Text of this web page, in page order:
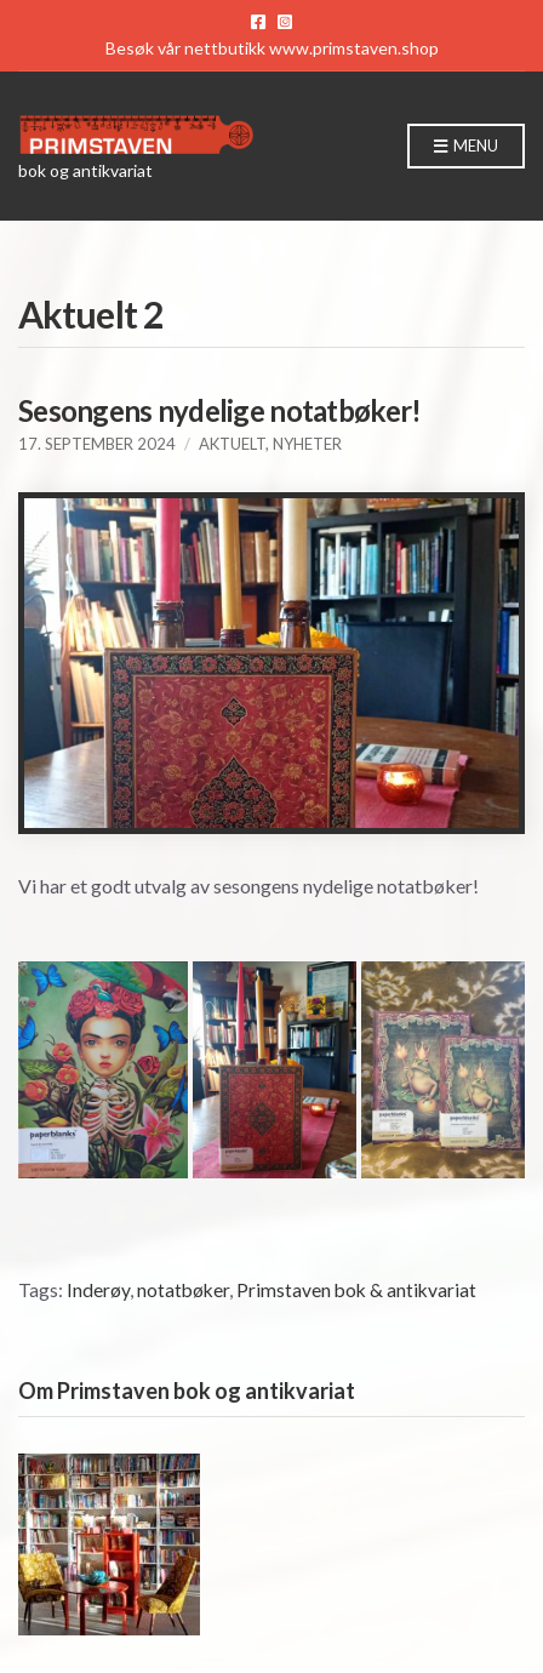
Besøk vår nettbutikkwww.primstaven.shop
bok og antikvariat
MENU
Aktuelt 2
Sesongens nydelige notatbøker!
17. SEPTEMBER 2024 AKTUELT, NYHETER
Vi har et godt utvalg av sesongens nydelige notatbøker!
Tags: Inderøy,notatbøker, Primstaven bok & antikvariat
Om Primstaven bok og antikvariat